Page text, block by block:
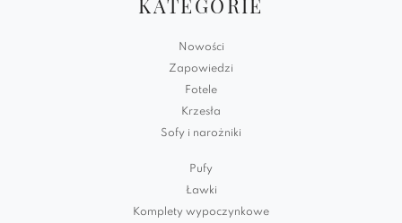
KATEGORIE
Nowości
Zapowiedzi
Fotele
Krzesła
Sofy i narożniki
Pufy
Ławki
Komplety wypoczynkowe